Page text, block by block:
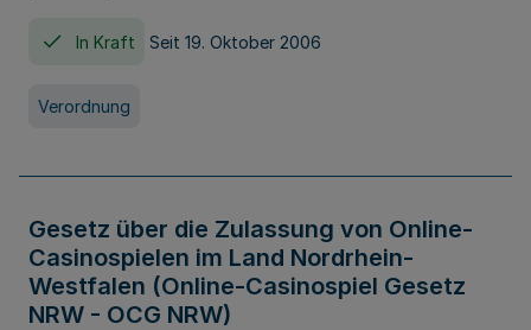
In Kraft Seit 19. Oktober 2006
Verordnung
Gesetz über die Zulassung von Online-
Casinospielen im Land Nordrhein-
Westfalen (Online-Casinospiel Gesetz
NRW - OCG NRW)